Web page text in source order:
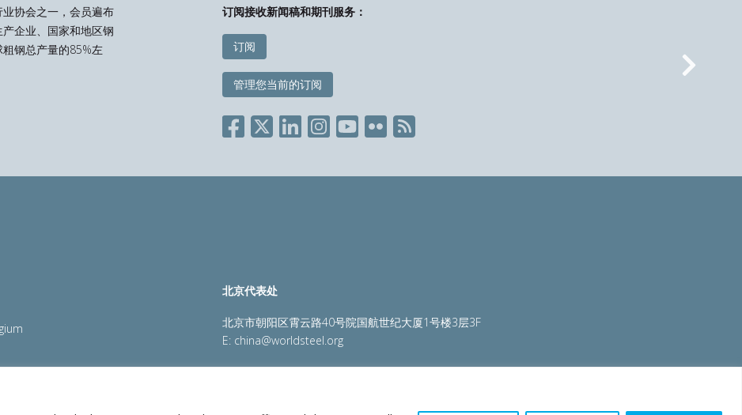
协会之一，会员遍布
企业、国家和地区钢
钢总产量的85%左
订阅接收新闻稿和期刊服务：
订阅
管理您当前的订阅 Next
北京代表处
北京市朝阳区霄云路40号院国航世纪大厦1号楼3层3F
E: china@worldsteel.org